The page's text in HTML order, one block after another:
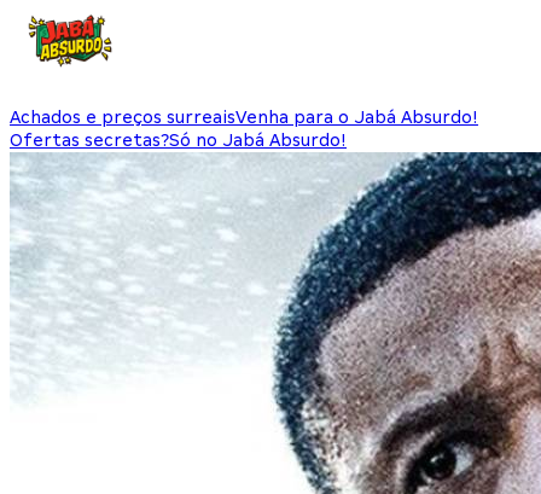
Achados e preços surreaisVenha para o Jabá Absurdo!
Ofertas secretas?Só no Jabá Absurdo!